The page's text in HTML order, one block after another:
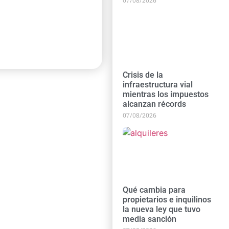
Crisis de la
infraestructura vial
mientras los impuestos
alcanzan récords
07/08/2026
Qué cambia para
propietarios e inquilinos
la nueva ley que tuvo
media sanción